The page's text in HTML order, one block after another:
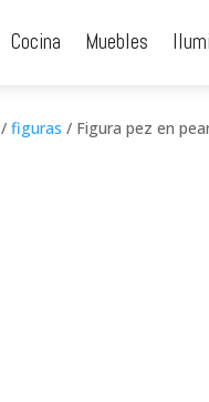
Cocina Muebles
/figuras / Figura pez en